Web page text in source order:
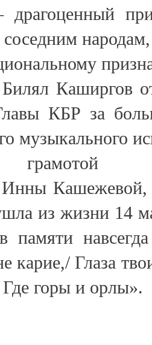
драгоценный
соседним
Каширгов
КБР за
музыкального
Инны
из жизни 14
навсегда
карие,/ Глаза
горы и орлы».